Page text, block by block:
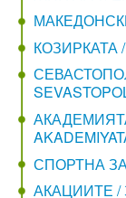
КОЗИРКАТА /
СПОРТНА
АКАЦИИТЕ /